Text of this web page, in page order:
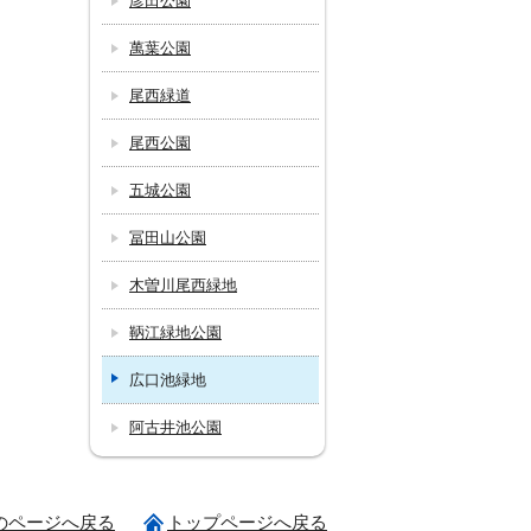
萬葉公園
尾西緑道
尾西公園
五城公園
冨田山公園
木曽川尾西緑地
鞆江緑地公園
広口池緑地
阿古井池公園
ページへ戻る トップページへ戻る